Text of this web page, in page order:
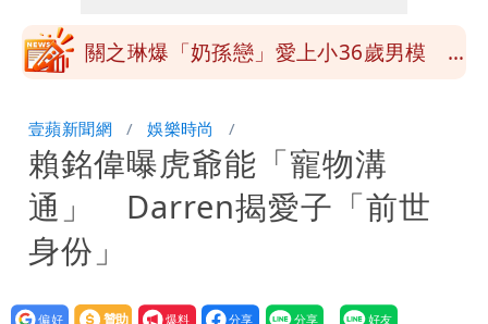
高
關之琳爆「奶孫戀」愛上小36歲男模
驚：戰局變五五波
兆基風暴｜前董座李建成遭檢調約談！最
快今晚移送
明金成離世留下雙胞胎 4歲兒與老師一
段對話催淚！
蔣萬安民調只贏5％「現任優勢去哪？」
壹蘋新聞網 娛樂時尚
賴銘偉曝虎爺能「寵物溝
通」 Darren揭愛子「前世
身份」